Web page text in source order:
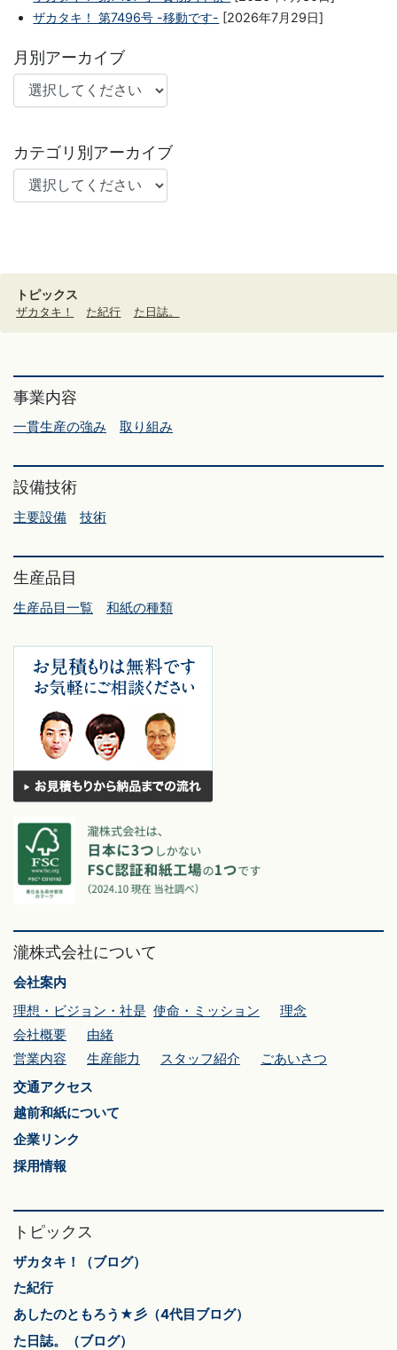
ザカタキ！ 第7496号 -移動です- [2026年7月29日]
月別アーカイブ
カテゴリ別アーカイブ
トピックス
ザカタキ！ た紀行 た日誌。
事業内容
一貫生産の強み 取り組み
設備技術
主要設備 技術
生産品目
生産品目一覧 和紙の種類
瀧株式会社について
会社案内
理想・ビジョン・社是 使命・ミッション
理念
会社概要
由緒
営業内容
生産能力 スタッフ紹介
ごあいさつ
交通アクセス
越前和紙について
企業リンク
採用情報
トピックス
ザカタキ！（ブログ）
た紀行
あしたのともろう★彡（4代目ブログ）
た日誌。（ブログ）